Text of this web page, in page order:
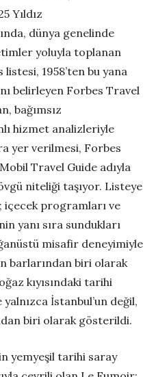
Yıldız
dünya genelinde
yoluyla toplanan
1958’ten bu yana
belirleyen Forbes Travel
bağımsız
hizmet analizleriyle
yer verilmesi, Forbes
Travel Guide adıyla
niteliği taşıyor. Listeye
içecek programları ve
yanı sıra sundukları
misafir deneyimiyle
barlarından biri olarak
kıyısındaki tarihi
İstanbul’un değil,
biri olarak gösterildi.
yemyeşil tarihi saray